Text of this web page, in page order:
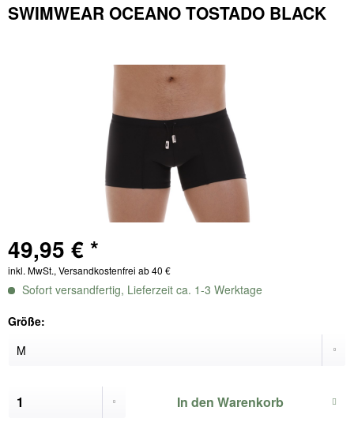
SWIMWEAR OCEANO TOSTADO BLACK
49,95 € *
inkl. MwSt., Versandkostenfrei ab 40 €
Sofort versandfertig, Lieferzeit ca. 1-3 Werktage
Größe:
In den Warenkorb